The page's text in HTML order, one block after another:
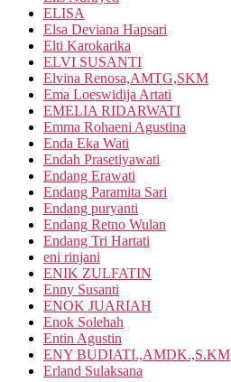
ELISA
Elsa Deviana Hapsari
Elti Karokarika
ELVI SUSANTI
Elvina Renosa,AMTG,SKM
Ema Loeswidija Artati
EMELIA RIDARWATI
Emma Rohaeni Agustina
Enda Eka Wati
Endah Prasetiyawati
Endang Erawati
Endang Paramita Sari
Endang puryanti
Endang Retno Wulan
Endang Tri Hartati
eni rinjani
ENIK ZULFATIN
Enny Susanti
ENOK JUARIAH
Enok Solehah
Entin Agustin
ENY BUDIATI.,AMDK.,S.KM
Erland Sulaksana